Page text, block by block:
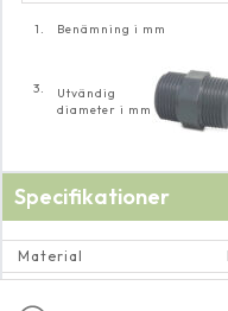
1. Benämning i mm
3.
Utvändig
diameter i mm
Specifikationer
Material